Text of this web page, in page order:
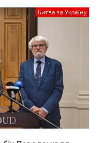
Битва за Україну